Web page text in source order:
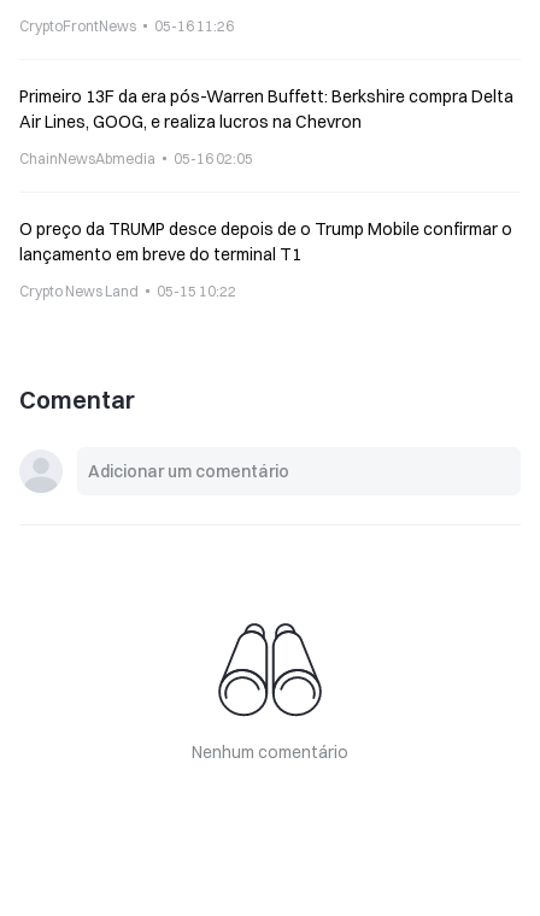
CryptoFrontNews 05-16 11:26
Primeiro 13F da era pós-Warren Buffett: Berkshire compra Delta
Air Lines, GOOG, e realiza lucros na Chevron
ChainNewsAbmedia 05-16 02:05
O preço da TRUMP desce depois de o Trump Mobile confirmar o
lançamento em breve do terminal T1
Crypto News Land 05-15 10:22
Comentar
Nenhum comentário